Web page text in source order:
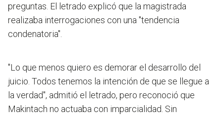
preguntas. El letrado explicó que la magistrada
realizaba interrogaciones con una "tendencia
condenatoria".
"Lo que menos quiero es demorar el desarrollo del
juicio. Todos tenemos la intención de que se llegue a
la verdad", admitió el letrado, pero reconoció que
Makintach no actuaba con imparcialidad. Sin